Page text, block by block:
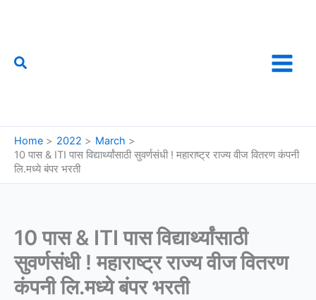
Search
Home 2022
March
10 पास & ITI पास विद्यार्थ्यांसाठी सुवर्णसंधी ! महाराष्ट्र राज्य वीज वितरण कंपनी
लि.मध्ये बंपर भरती
10 पास & ITI पास विद्यार्थ्यांसाठी
सुवर्णसंधी ! महाराष्ट्र राज्य वीज वितरण
कंपनी लि.मध्ये बंपर भरती